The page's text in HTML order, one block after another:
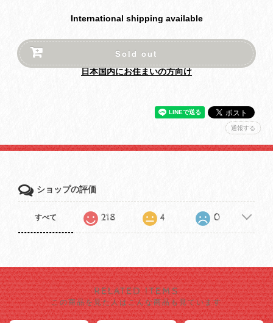
International shipping available
Sold out
日本国内にお住まいの方向け
通報する
ショップの評価
すべて 218 4 0
RELATED ITEMS
この商品を見た人はこんな商品も見ています